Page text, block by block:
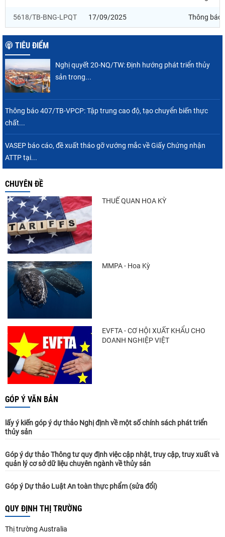
5618/TB-BNG-LPQT 17/09/2025 Thông báo
TIÊU ĐIỂM
Nghị quyết 20-NQ/TW: Định hướng phát triển thủy
sản trong...
Thông báo 407/TB-VPCP: Tập trung cao độ, tạo chuyển biến thực
chất...
VASEP báo cáo, đề xuất tháo gỡ vướng mắc về Giấy Chứng nhận
ATTP tại...
CHUYÊN ĐỀ
THUẾ QUAN HOA KỲ
MMPA - Hoa Kỳ
EVFTA - CƠ HỘI XUẤT KHẨU CHO
DOANH NGHIỆP VIỆT
GÓP Ý VĂN BẢN
lấy ý kiến góp ý dự thảo Nghị định về một số chính sách phát triển
thủy sản
Góp ý dự thảo Thông tư quy định việc cập nhật, truy cập, truy xuất và
quản lý cơ sở dữ liệu chuyên ngành về thủy sản
Góp ý Dự thảo Luật An toàn thực phẩm (sửa đổi)
QUY ĐỊNH THỊ TRƯỜNG
Thị trường Australia